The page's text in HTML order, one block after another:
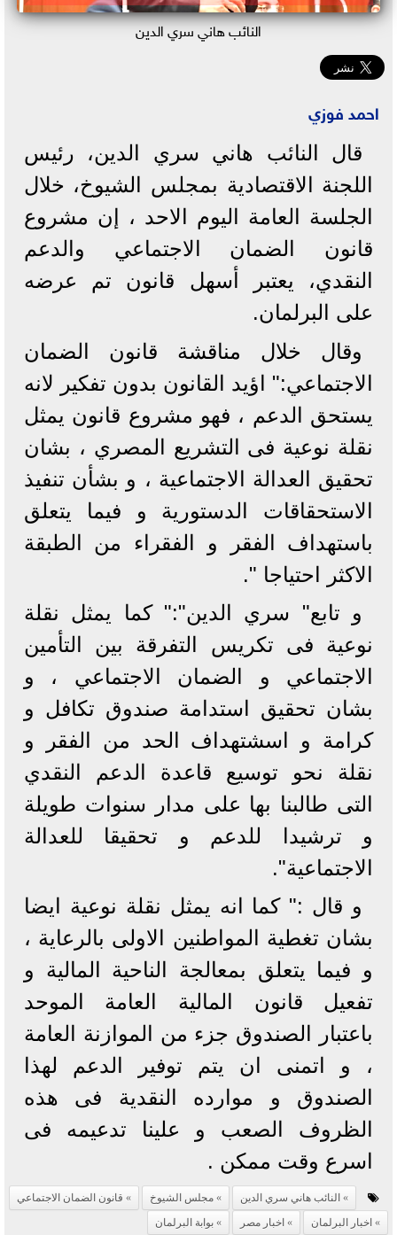
النائب هاني سري الدين
احمد فوزي
قال النائب هاني سري الدين، رئيس
اللجنة الاقتصادية بمجلس الشيوخ، خلال
الجلسة العامة اليوم الاحد ، إن مشروع
قانون الضمان الاجتماعي والدعم
النقدي، يعتبر أسهل قانون تم عرضه
على البرلمان.
وقال خلال مناقشة قانون الضمان
الاجتماعي:" اؤيد القانون بدون تفكير لانه
يستحق الدعم ، فهو مشروع قانون يمثل
نقلة نوعية فى التشريع المصري ، بشان
تحقيق العدالة الاجتماعية ، و بشأن تنفيذ
الاستحقاقات الدستورية و فيما يتعلق
باستهداف الفقر و الفقراء من الطبقة
الاكثر احتياجا ".
و تابع" سري الدين":" كما يمثل نقلة
نوعية فى تكريس التفرقة بين التأمين
الاجتماعي و الضمان الاجتماعي ، و
بشان تحقيق استدامة صندوق تكافل و
كرامة و اسشتهداف الحد من الفقر و
نقلة نحو توسيع قاعدة الدعم النقدي
التى طالبنا بها على مدار سنوات طويلة
و ترشيدا للدعم و تحقيقا للعدالة
الاجتماعية".
و قال :" كما انه يمثل نقلة نوعية ايضا
بشان تغطية المواطنين الاولى بالرعاية ،
و فيما يتعلق بمعالجة الناحية المالية و
تفعيل قانون المالية العامة الموحد
باعتبار الصندوق جزء من الموازنة العامة
، و اتمنى ان يتم توفير الدعم لهذا
الصندوق و موارده النقدية فى هذه
الظروف الصعب و علينا تدعيمه فى
اسرع وقت ممكن .
النائب هاني سري الدين مجلس الشيوخ
قانون الضمان الاجتماعي
اخبار البرلمان
اخبار مصر بوابة البرلمان